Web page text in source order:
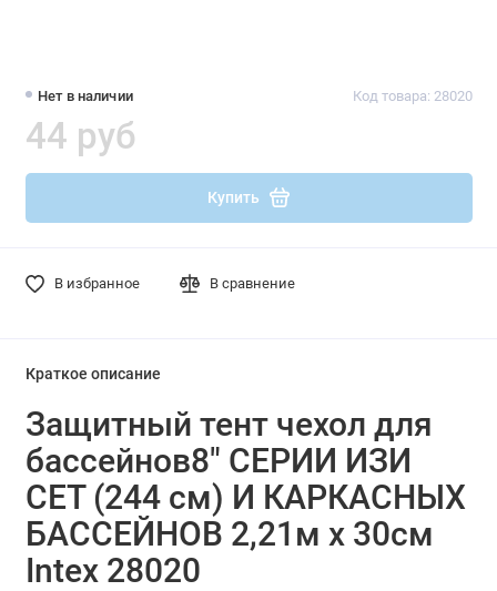
Нет в наличии Код товара: 28020
44 руб
Купить
В избранное В сравнение
Краткое описание
Защитный тент чехол для
бассейнов8" СЕРИИ ИЗИ
СЕТ (244 см) И КАРКАСНЫХ
БАССЕЙНОВ 2,21м x 30см
Intex 28020